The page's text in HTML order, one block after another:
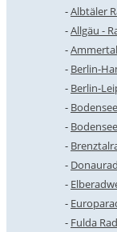
Albtäler
Allgäu -
Berlin-
Berlin-
Fulda